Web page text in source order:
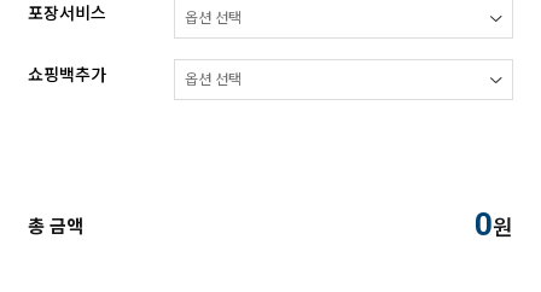
포장서비스
쇼핑백추가
총 금액 0원